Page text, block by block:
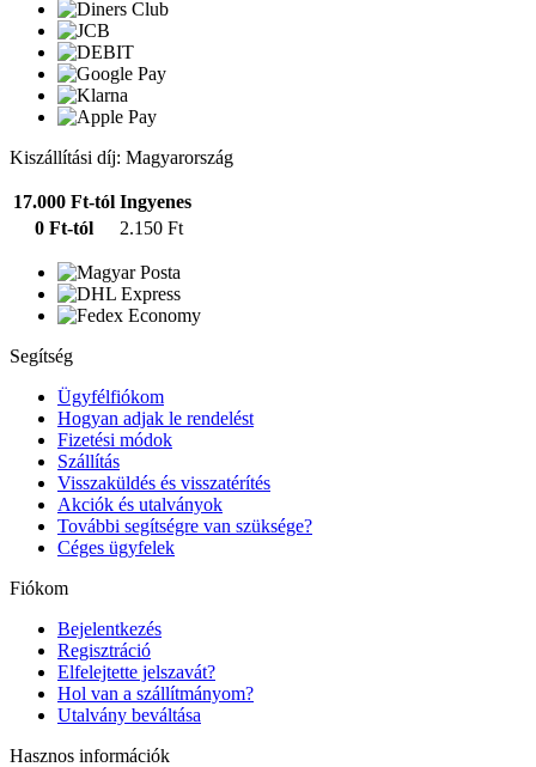
Kiszállítási díj: Magyarország
17.000 Ft-tól Ingyenes
0 Ft-tól
2.150 Ft
Segítség
Ügyfélfiókom
Hogyan adjak le rendelést
Fizetési módok
Szállítás
Visszaküldés és visszatérítés
Akciók és utalványok
További segítségre van szüksége?
Céges ügyfelek
Fiókom
Bejelentkezés
Regisztráció
Elfelejtette jelszavát?
Hol van a szállítmányom?
Utalvány beváltása
Hasznos információk